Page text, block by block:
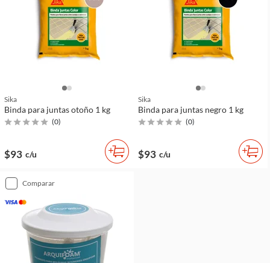
Sika
Binda para juntas otoño 1 kg
(0)
$93 c/u
Sika
Binda para juntas negro 1 kg
(0)
$93 c/u
comparar